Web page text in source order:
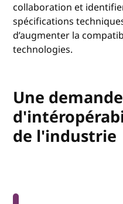
collaboration et
spécifications
d’augmenter la
technologies.
Une
de l'industrie